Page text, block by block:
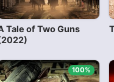
Tale of Two Guns
100%